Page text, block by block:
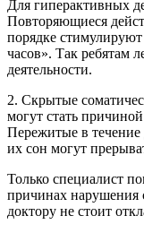
Для гиперактивных
Повторяющиеся
порядке
часов». Так ребятам
деятельности.
2. Скрытые
могут стать
Пережитые в
их сон могут
Только специалист
причинах нарушения
доктору не стоит